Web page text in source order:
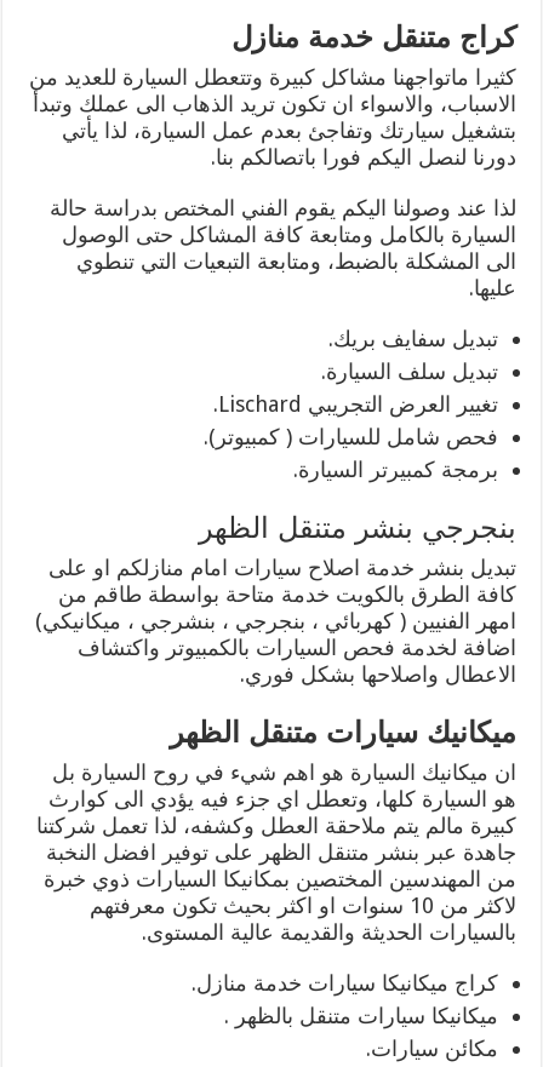
كراج متنقل خدمة منازل
كثيرا ماتواجهنا مشاكل كبيرة وتتعطل السيارة للعديد من
الاسباب، والاسواء ان تكون تريد الذهاب الى عملك وتبدأ
بتشغيل سيارتك وتفاجئ بعدم عمل السيارة، لذا يأتي
دورنا لنصل اليكم فورا باتصالكم بنا.
لذا عند وصولنا اليكم يقوم الفني المختص بدراسة حالة
السيارة بالكامل ومتابعة كافة المشاكل حتى الوصول
الى المشكلة بالضبط، ومتابعة التبعيات التي تنطوي
عليها.
تبديل سفايف بريك.
تبديل سلف السيارة.
تغيير العرض التجريبي Lischard.
فحص شامل للسيارات ( كمبيوتر).
برمجة كمبيرتر السيارة.
بنجرجي بنشر متنقل الظهر
تبديل بنشر خدمة اصلاح سيارات امام منازلكم او على
كافة الطرق بالكويت خدمة متاحة بواسطة طاقم من
امهر الفنيين ( كهربائي ، بنجرجي ، بنشرجي ، ميكانيكي)
اضافة لخدمة فحص السيارات بالكمبيوتر واكتشاف
الاعطال واصلاحها بشكل فوري.
ميكانيك سيارات متنقل الظهر
ان ميكانيك السيارة هو اهم شيء في روح السيارة بل
هو السيارة كلها، وتعطل اي جزء فيه يؤدي الى كوارث
كبيرة مالم يتم ملاحقة العطل وكشفه، لذا تعمل شركتنا
جاهدة عبر بنشر متنقل الظهر على توفير افضل النخبة
من المهندسين المختصين بمكانيكا السيارات ذوي خبرة
لاكثر من 10 سنوات او اكثر بحيث تكون معرفتهم
بالسيارات الحديثة والقديمة عالية المستوى.
كراج ميكانيكا سيارات خدمة منازل.
ميكانيكا سيارات متنقل بالظهر .
مكائن سيارات.